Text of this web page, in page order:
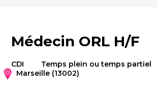
Médecin ORL H/F
CDI
Temps plein ou temps partiel
Marseille (13002)